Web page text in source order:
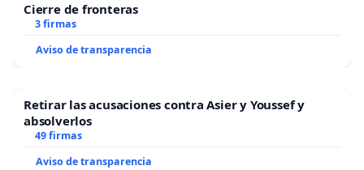
Cierre de fronteras
3 firmas
Aviso de transparencia
Retirar las acusaciones contra Asier y Youssef y
absolverlos
49 firmas
Aviso de transparencia